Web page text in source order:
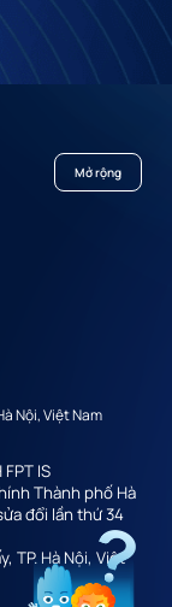
Mở rộng
Nội, Việt Nam
IS
Thành phố Hà
đổi lần thứ 34
TP. Hà Nội, Việt